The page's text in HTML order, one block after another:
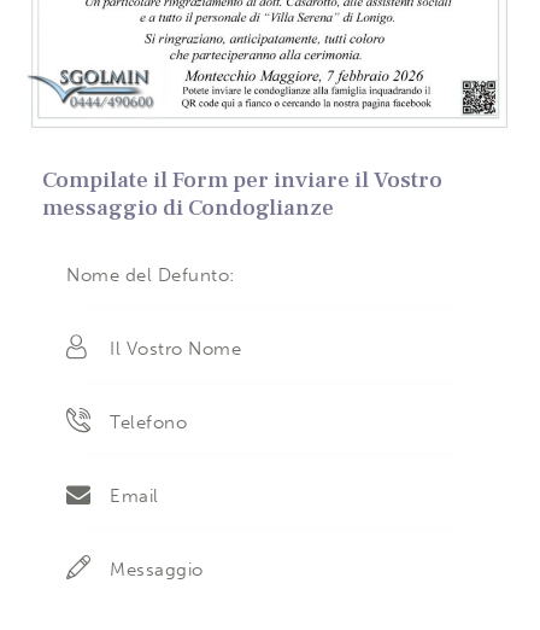
Compilate il Form per inviare il Vostro
messaggio di Condoglianze